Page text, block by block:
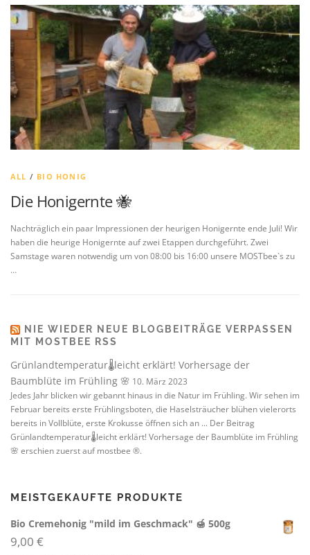
ALL / BIO HONIG
Die Honigernte 🐝
Nachträglich ein paar Impressionen der heurigen Honigernte ende Juli! Wir
haben die heurige Honigernte auf zwei Etappen durchgeführt. Zwei
Samstage waren notwendig um von 08:00 bis 16:00 unsere MOSTbee`s zu
…
NIE WIEDER NEUE BLOGBEITRÄGE VERPASSEN
MIT MOSTBEE RSS
Grünlandtemperatur🌡️leicht erklärt! Vorhersage der
Baumblüte im Frühling 🌸 10. März 2023
Jedes Jahr blicken wir gebannt hinaus in die Natur im Frühling. Wir sehen im
Februar bereits erste Frühlingsboten, die Haselsträucher blühen vielerorts
bereits in Vollblüte, erste Krokusse öffnen sich an ... Der Beitrag
Grünlandtemperatur🌡️leicht erklärt! Vorhersage der Baumblüte im Frühling
🌸 erschien zuerst auf mostbee ®.
MEISTGEKAUFTE PRODUKTE
Bio Cremehonig "mild im Geschmack" 🍯 500g
9,00 €